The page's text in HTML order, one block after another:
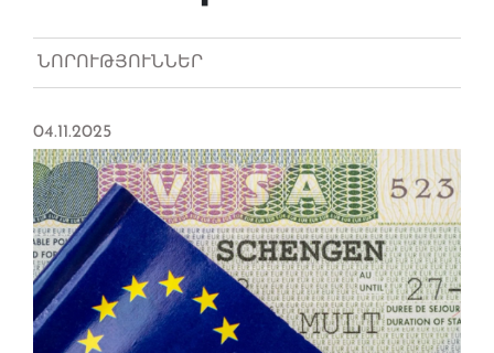
ՆՈՐՈՒԹՅՈՒՆՆԵՐ
04.11.2025